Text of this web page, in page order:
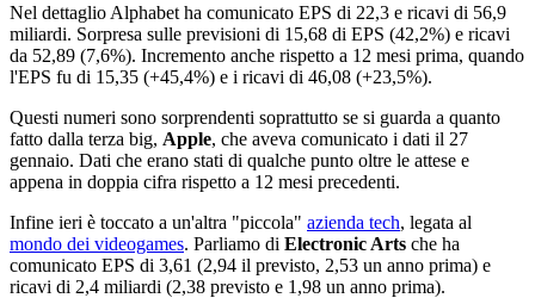
Nel dettaglio Alphabet ha comunicato EPS di 22,3 e ricavi di 56,9
miliardi. Sorpresa sulle previsioni di 15,68 di EPS (42,2%) e ricavi
da 52,89 (7,6%). Incremento anche rispetto a 12 mesi prima, quando
l'EPS fu di 15,35 (+45,4%) e i ricavi di 46,08 (+23,5%).
Questi numeri sono sorprendenti soprattutto se si guarda a quanto
fatto dalla terza big, Apple, che aveva comunicato i dati il 27
gennaio. Dati che erano stati di qualche punto oltre le attese e
appena in doppia cifra rispetto a 12 mesi precedenti.
Infine ieri è toccato a un'altra "piccola" azienda tech, legata al
mondo dei videogames. Parliamo di Electronic Arts che ha
comunicato EPS di 3,61 (2,94 il previsto, 2,53 un anno prima) e
ricavi di 2,4 miliardi (2,38 previsto e 1,98 un anno prima).